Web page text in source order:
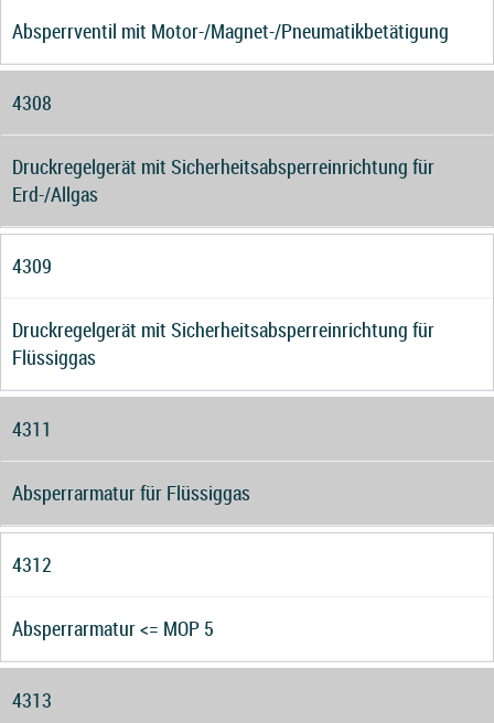
Absperrventil mit Motor-/Magnet-/Pneumatikbetätigung
4308
Druckregelgerät mit Sicherheitsabsperreinrichtung für
Erd-/Allgas
4309
Druckregelgerät mit Sicherheitsabsperreinrichtung für
Flüssiggas
4311
Absperrarmatur für Flüssiggas
4312
Absperrarmatur <= MOP 5
4313